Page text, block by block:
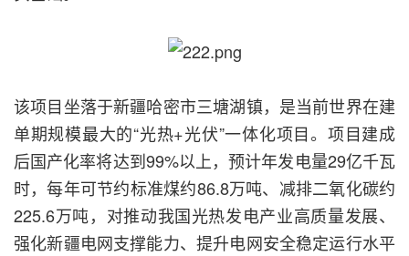
该项目坐落于新疆哈密市三塘湖镇，是当前世界在建
单期规模最大的“光热+光伏”一体化项目。项目建成
后国产化率将达到99%以上，预计年发电量29亿千瓦
时，每年可节约标准煤约86.8万吨、减排二氧化碳约
225.6万吨，对推动我国光热发电产业高质量发展、
强化新疆电网支撑能力、提升电网安全稳定运行水平